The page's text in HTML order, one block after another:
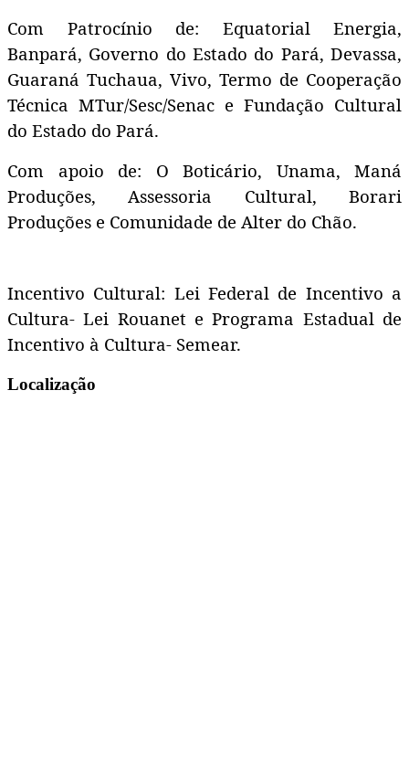
Com Patrocínio de: Equatorial Energia,
Banpará, Governo do Estado do Pará, Devassa,
Guaraná Tuchaua, Vivo, Termo de Cooperação
Técnica MTur/Sesc/Senac e Fundação Cultural
do Estado do Pará.
Com apoio de: O Boticário, Unama, Maná
Produções, Assessoria Cultural, Borari
Produções e Comunidade de Alter do Chão.
Incentivo Cultural: Lei Federal de Incentivo a
Cultura- Lei Rouanet e Programa Estadual de
Incentivo à Cultura- Semear.
Localização